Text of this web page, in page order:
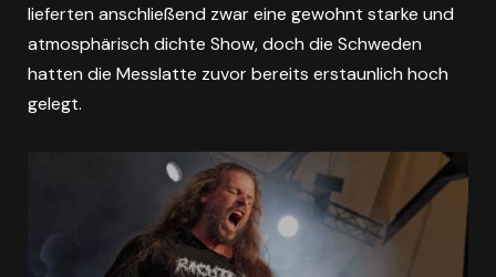
lieferten anschließend zwar eine gewohnt starke und
atmosphärisch dichte Show, doch die Schweden
hatten die Messlatte zuvor bereits erstaunlich hoch
gelegt.